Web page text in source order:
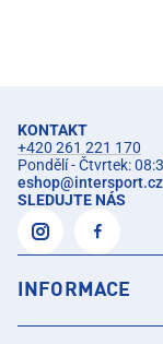
KONTAKT
+420 261 221 170
Pondělí - Čtvrtek:
eshop@intersport.cz
SLEDUJTE NÁS
INFORMACE